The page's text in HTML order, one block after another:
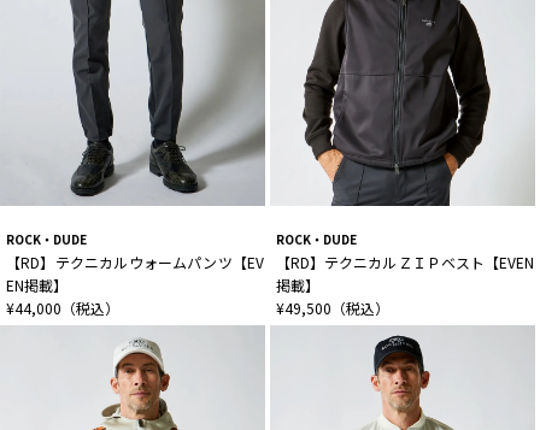
ROCK・DUDE
【RD】テクニカルウォームパンツ【EV
EN掲載】
¥44,000（税込）
ROCK・DUDE
【RD】テクニカルＺＩＰベスト【EVEN
掲載】
¥49,500（税込）